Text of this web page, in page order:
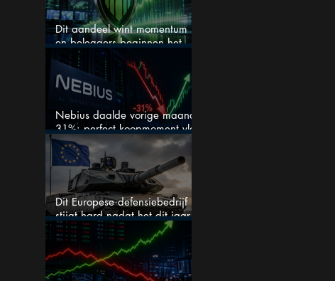
Dit aandeel wint momentum
en beleggers beginnen het
eindelijk te zien
Nebius daalde vorige maand
31%: perfect koopmoment vlak
voor kwartaalcijfers?
Dit Europese defensiebedrijf
stijgt hard nadat het dit jaar
46% daalde: mooie koopkans?